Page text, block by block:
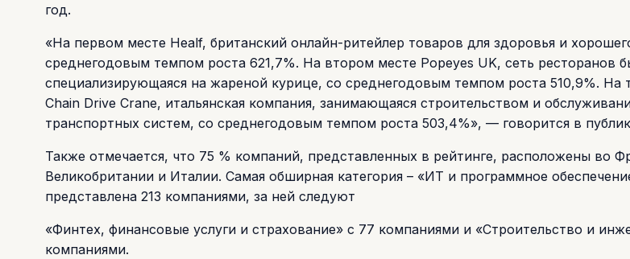
год.
«На первом месте Healf, британский онлайн-ритейлер товаров для здоровья и
среднегодовым темпом роста 621,7%. На втором месте Popeyes UK, сеть ресторанов
специализирующаяся на жареной курице, со среднегодовым темпом роста 510,9%. На
Chain Drive Crane, итальянская компания, занимающаяся строительством и
транспортных систем, со среднегодовым темпом роста 503,4%», — говорится в
Также отмечается, что 75 % компаний, представленных в рейтинге, расположены во
Великобритании и Италии. Самая обширная категория – «ИТ и программное
представлена 213 компаниями, за ней следуют
«Финтех, финансовые услуги и страхование» с 77 компаниями и «Строительство и
компаниями.